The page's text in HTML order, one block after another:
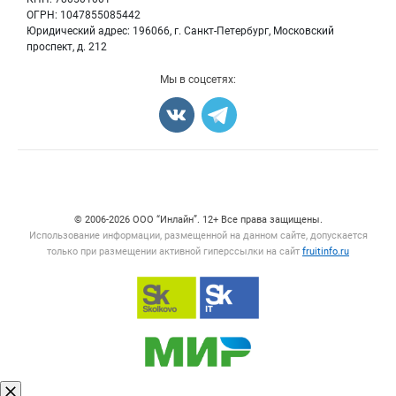
ОГРН: 1047855085442
Юридический адрес: 196066, г. Санкт-Петербург, Московский
проспект, д. 212
Мы в соцсетях:
© 2006‑2026 ООО “Инлайн”. 12+ Все права защищены.
Использование информации, размещенной на данном сайте, допускается
только при размещении активной гиперссылки на сайт fruitinfo.ru